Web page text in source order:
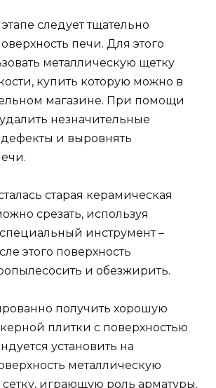
следует тщательно
печи. Для этого
металлическую щетку
купить которую можно в
магазине. При помощи
незначительные
и выровнять
старая керамическая
срезать, используя
инструмент –
этого поверхность
и обезжирить.
получить хорошую
плитки с поверхностью
установить на
металлическую
играющую роль арматуры.